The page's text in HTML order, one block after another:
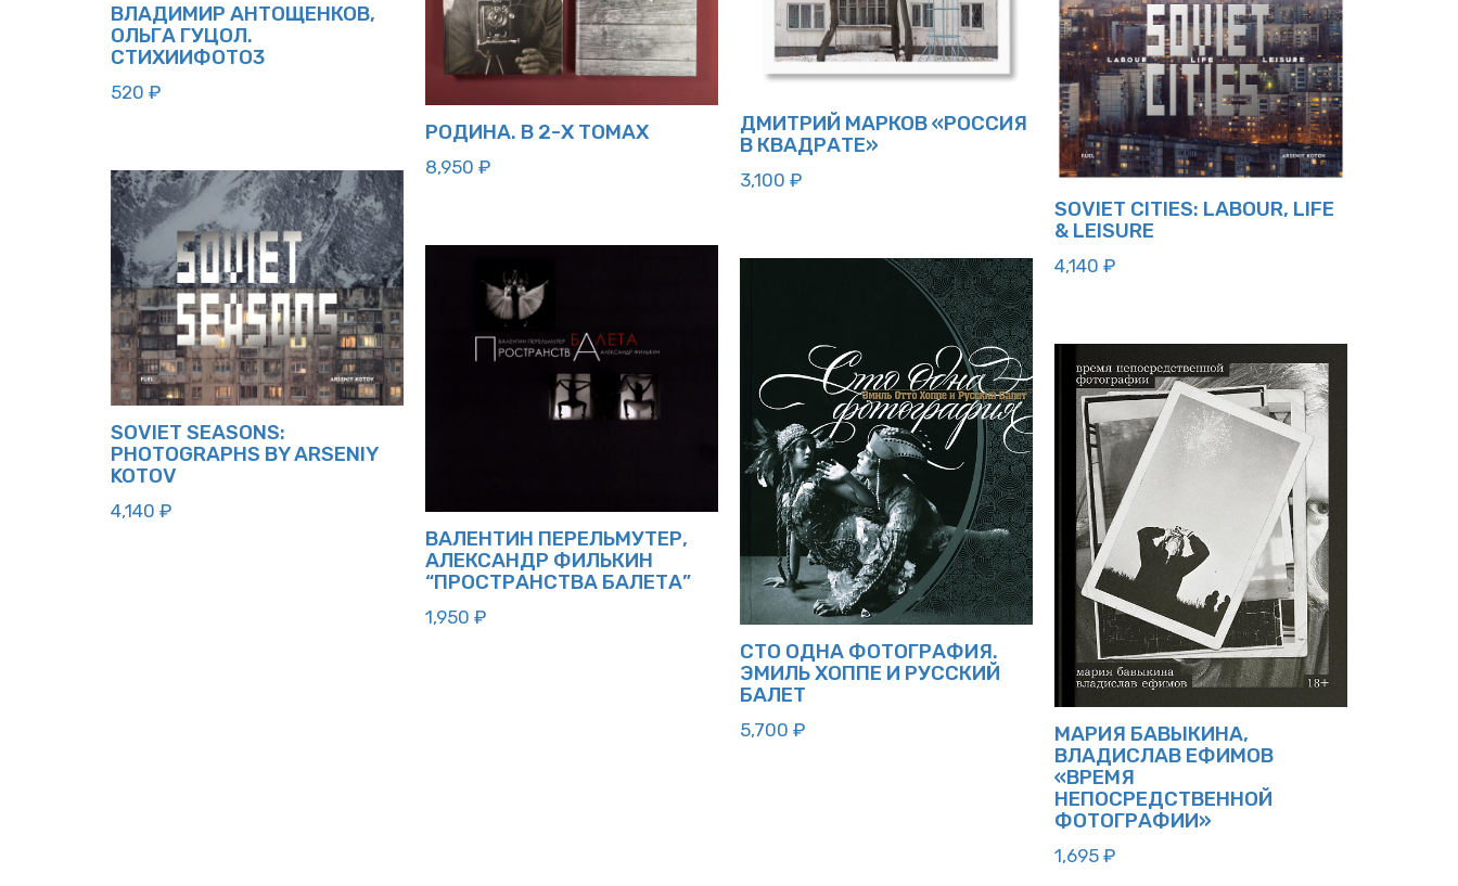
ВЛАДИМИР АНТОЩЕНКОВ,
ОЛЬГА ГУЦОЛ.
СТИХИИФОТО3
520 ₽
ДМИТРИЙ МАРКОВ «РОССИЯ
В КВАДРАТЕ»
3,100 ₽
РОДИНА. В 2-Х ТОМАХ
8,950 ₽
SOVIET CITIES: LABOUR, LIFE
& LEISURE
4,140 ₽
SOVIET SEASONS:
PHOTOGRAPHS BY ARSENIY
KOTOV
4,140 ₽
ВАЛЕНТИН ПЕРЕЛЬМУТЕР,
АЛЕКСАНДР ФИЛЬКИН
“ПРОСТРАНСТВА БАЛЕТА”
1,950 ₽
СТО ОДНА ФОТОГРАФИЯ.
ЭМИЛЬ ХОППЕ И РУССКИЙ
БАЛЕТ
5,700 ₽
МАРИЯ БАВЫКИНА,
ВЛАДИСЛАВ ЕФИМОВ
«ВРЕМЯ
НЕПОСРЕДСТВЕННОЙ
ФОТОГРАФИИ»
1,695 ₽